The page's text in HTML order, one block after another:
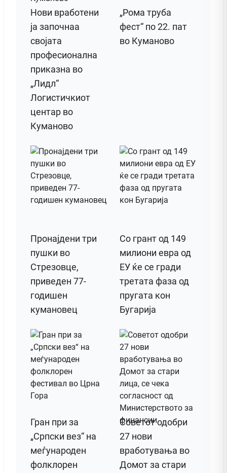
Нови вработени
ја започнаа
својата
професионална
приказна во
„Лидл“
Логистичкиот
центар во
Куманово
„Рома труба
фест“ по 22. пат
во Куманово
Пронајдени три
пушки во
Стрезовце,
приведен 77-
годишен
кумановец
Со грант од 149
милиони евра од
ЕУ ќе се гради
третата фаза од
пругата кон
Бугарија
Гран при за
„Српски вез“ на
меѓународен
фолклорен
Советот одобри
27 нови
вработувања во
Домот за стари